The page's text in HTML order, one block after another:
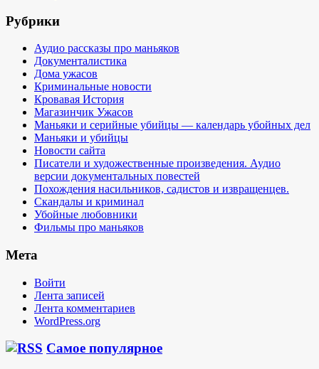
Рубрики
Аудио рассказы про маньяков
Документалистика
Дома ужасов
Криминальные новости
Кровавая История
Магазинчик Ужасов
Маньяки и серийные убийцы — календарь убойных дел
Маньяки и убийцы
Новости сайта
Писатели и художественные произведения. Аудио
версии документальных повестей
Похождения насильников, садистов и извращенцев.
Скандалы и криминал
Убойные любовники
Фильмы про маньяков
Мета
Войти
Лента записей
Лента комментариев
WordPress.org
Самое популярное